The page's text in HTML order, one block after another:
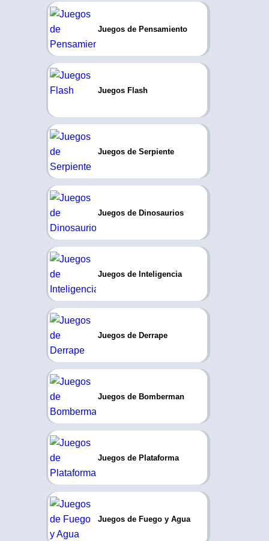
Juegos de Pensamiento
Juegos Flash
Juegos de Serpiente
Juegos de Dinosaurios
Juegos de Inteligencia
Juegos de Derrape
Juegos de Bomberman
Juegos de Plataforma
Juegos de Fuego y Agua